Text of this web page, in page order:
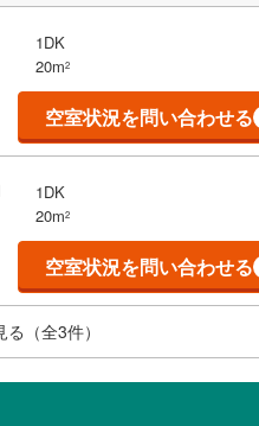
1DK
20m2
空室状況を問い合わせる
1DK
20m2
空室状況を問い合わせる
る（全3件）